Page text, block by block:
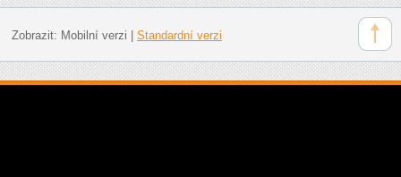
Zobrazit: Mobilní verzi | Standardní verzi